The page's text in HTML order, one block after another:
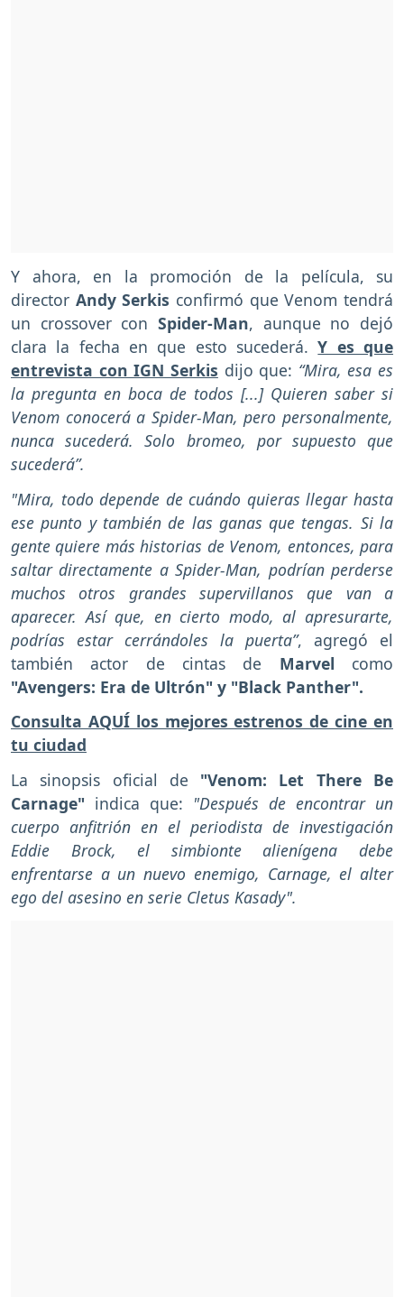
Y ahora, en la promoción de la película, su
director Andy Serkis confirmó que Venom tendrá
un crossover con Spider-Man, aunque no dejó
clara la fecha en que esto sucederá.Y es que
entrevista con IGN Serkis dijo que: “Mira, esa es
la pregunta en boca de todos [...] Quieren saber si
Venom conocerá a Spider-Man, pero personalmente,
nunca sucederá. Solo bromeo, por supuesto que
sucederá”.
"Mira, todo depende de cuándo quieras llegar hasta
ese punto y también de las ganas que tengas. Si la
gente quiere más historias de Venom, entonces, para
saltar directamente a Spider-Man, podrían perderse
muchos otros grandes supervillanos que van a
aparecer. Así que, en cierto modo, al apresurarte,
podrías estar cerrándoles la puerta”, agregó el
también actor de cintas de Marvel como
"Avengers: Era de Ultrón" y "Black Panther".
Consulta AQUÍ los mejores estrenos de cine en
tu ciudad
La sinopsis oficial de "Venom: Let There Be
Carnage" indica que: "Después de encontrar un
cuerpo anfitrión en el periodista de investigación
Eddie Brock, el simbionte alienígena debe
enfrentarse a un nuevo enemigo, Carnage, el alter
ego del asesino en serie Cletus Kasady".